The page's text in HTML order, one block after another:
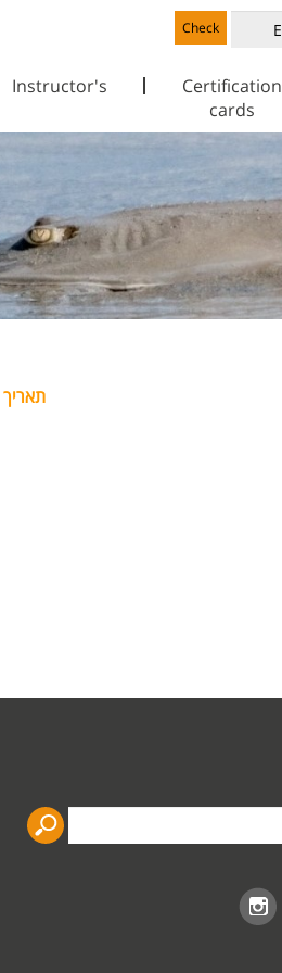
Check
Certification
cards
Instructor's
תאריך